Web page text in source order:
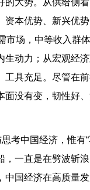
的大势。从供给侧
本优势、新兴优
市场，中等收入群
生动力；从宏观经
具充足。尽管在
面没有变，韧性好
考中国经济，惟有
一直是在劈波斩
国经济在高质量